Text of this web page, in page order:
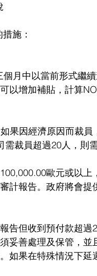
施：
月中以當前形式繼續
以增加補貼，計算
果因經濟原因而裁
需裁員超過20人，則
歐元或以
計報告。政府將會
告但收到預付款超
妥善處理及保管，
如果在特殊情況下延